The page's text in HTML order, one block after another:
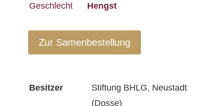
Geschlecht Hengst
Zur Samenbestellung
Besitzer
Stiftung BHLG, Neustadt
(Dosse)